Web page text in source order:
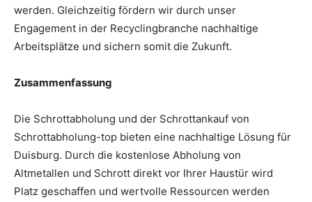
werden. Gleichzeitig fördern wir durch unser
Engagement in der Recyclingbranche nachhaltige
Arbeitsplätze und sichern somit die Zukunft.
Zusammenfassung
Die Schrottabholung und der Schrottankauf von
Schrottabholung-top bieten eine nachhaltige Lösung für
Duisburg. Durch die kostenlose Abholung von
Altmetallen und Schrott direkt vor Ihrer Haustür wird
Platz geschaffen und wertvolle Ressourcen werden